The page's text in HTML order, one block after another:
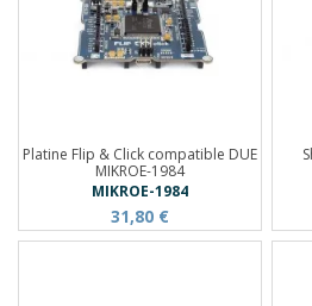
Platine Flip & Click compatible DUE
MIKROE-1984
MIKROE-1984
31,80 €